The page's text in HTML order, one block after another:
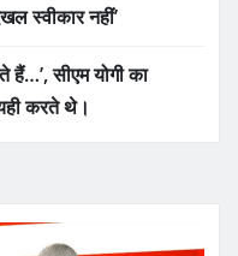
स्वीकार नहीं’
हैं…’, सीएम योगी का
करते थे।